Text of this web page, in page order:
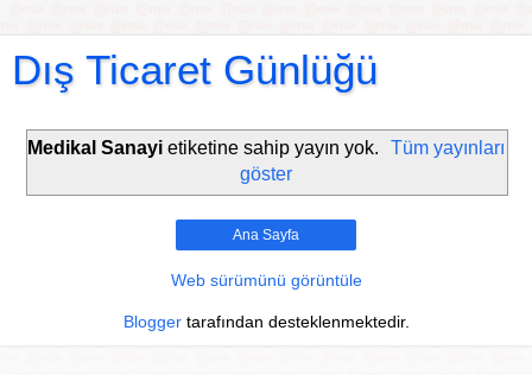
Dış Ticaret Günlüğü
Medikal Sanayietiketine sahip yayın yok.
Tüm yayınları
göster
Ana Sayfa
Web sürümünü görüntüle
Bloggertarafından desteklenmektedir.